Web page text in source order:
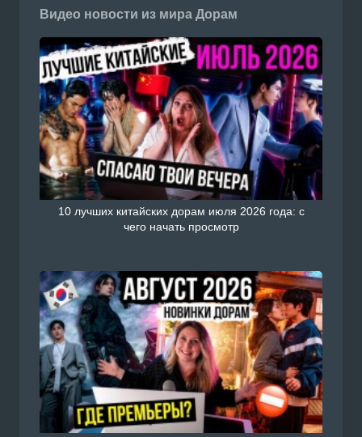
Видео новости из мира Дорам
10 лучших китайских дорам июля 2026 года: с
чего начать просмотр